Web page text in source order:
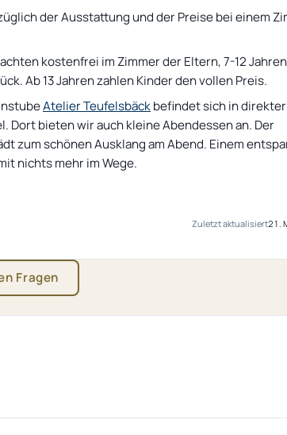
der Ausstattung und der Preise bei einem
kostenfrei im Zimmer der Eltern, 7-12 Jahren
Ab 13 Jahren zahlen Kinder den vollen Preis.
Atelier Teufelsbäckbefindet sich in direkter
Dort bieten wir auch kleine Abendessen an. Der
zum schönen Ausklang am Abend. Einem
nichts mehr im Wege.
Zuletzt aktualisiert21.
Fragen